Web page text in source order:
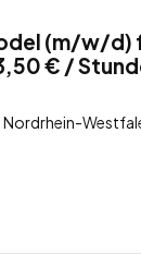
(m/w/d)
€ /